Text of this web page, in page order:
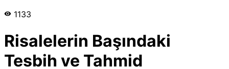
1133
Risalelerin Başındaki
Tesbih ve Tahmid